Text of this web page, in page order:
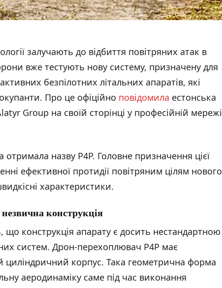
залучають до відбиття повітряних атак в
вже тестують нову систему, призначену для
безпілотних літальних апаратів, які
Про це офіційно повідомила естонська
Group на своїй сторінці у професійній мережі
назву P4P. Головне призначення цієї
ефективної протидії повітряним цілям нового
характеристики.
незвична конструкція
конструкція апарату є досить нестандартною
систем. Дрон-перехоплювач P4P має
циліндричний корпус. Така геометрична форма
аеродинаміку саме під час виконання